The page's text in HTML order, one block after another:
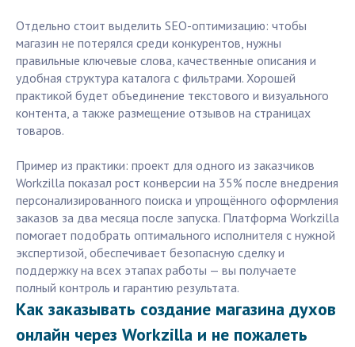
Отдельно стоит выделить SEO-оптимизацию: чтобы
магазин не потерялся среди конкурентов, нужны
правильные ключевые слова, качественные описания и
удобная структура каталога с фильтрами. Хорошей
практикой будет объединение текстового и визуального
контента, а также размещение отзывов на страницах
товаров.
Пример из практики: проект для одного из заказчиков
Workzilla показал рост конверсии на 35% после внедрения
персонализированного поиска и упрощённого оформления
заказов за два месяца после запуска. Платформа Workzilla
помогает подобрать оптимального исполнителя с нужной
экспертизой, обеспечивает безопасную сделку и
поддержку на всех этапах работы — вы получаете
полный контроль и гарантию результата.
Как заказывать создание магазина духов
онлайн через Workzilla и не пожалеть